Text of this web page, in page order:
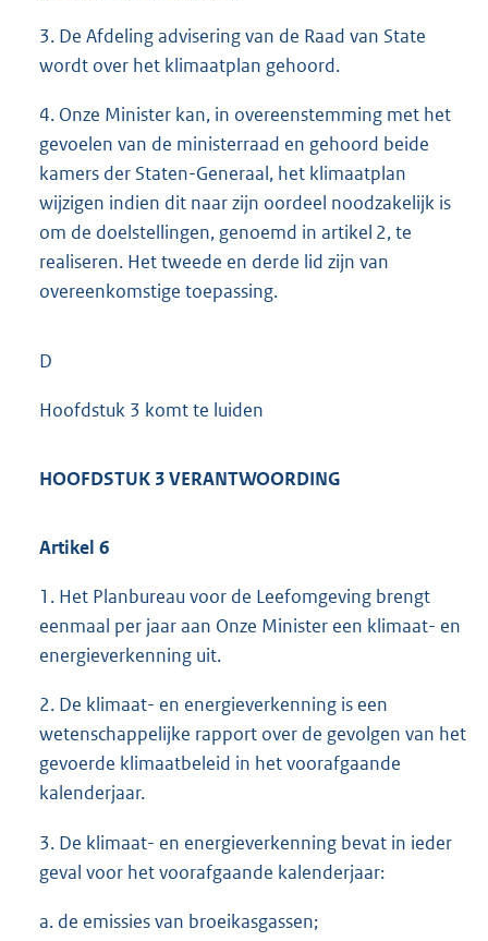
3. De Afdeling advisering van de Raad van State
wordt over het klimaatplan gehoord.
4. Onze Minister kan, in overeenstemming met het
gevoelen van de ministerraad en gehoord beide
kamers der Staten-Generaal, het klimaatplan
wijzigen indien dit naar zijn oordeel noodzakelijk is
om de doelstellingen, genoemd in artikel 2, te
realiseren. Het tweede en derde lid zijn van
overeenkomstige toepassing.
D
Hoofdstuk 3 komt te luiden
HOOFDSTUK 3 VERANTWOORDING
Artikel 6
1. Het Planbureau voor de Leefomgeving brengt
eenmaal per jaar aan Onze Minister een klimaat- en
energieverkenning uit.
2. De klimaat- en energieverkenning is een
wetenschappelijke rapport over de gevolgen van het
gevoerde klimaatbeleid in het voorafgaande
kalenderjaar.
3. De klimaat- en energieverkenning bevat in ieder
geval voor het voorafgaande kalenderjaar:
a. de emissies van broeikasgassen;